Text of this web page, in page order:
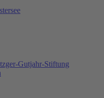
Gutjahr-Stiftung